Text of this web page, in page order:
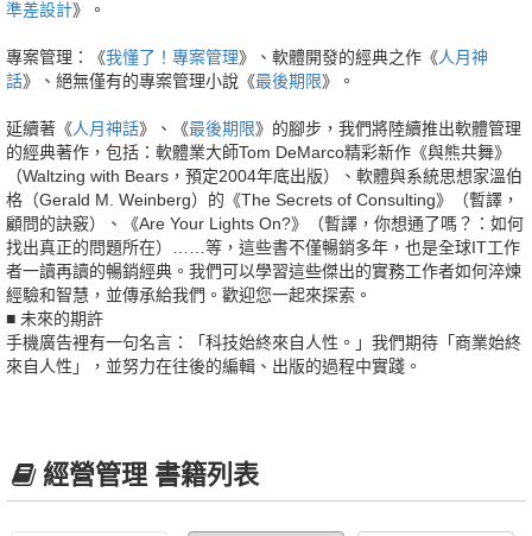
準差設計》。
專案管理：《我懂了！專案管理》、軟體開發的經典之作《人月神
話》、絕無僅有的專案管理小說《最後期限》。
延續著《人月神話》、《最後期限》的腳步，我們將陸續推出軟體管理
的經典著作，包括：軟體業大師Tom DeMarco精彩新作《與熊共舞》
（Waltzing with Bears，預定2004年底出版）、軟體與系統思想家溫伯
格（Gerald M. Weinberg）的《The Secrets of Consulting》（暫譯，
顧問的訣竅）、《Are Your Lights On?》（暫譯，你想通了嗎？：如何
找出真正的問題所在）……等，這些書不僅暢銷多年，也是全球IT工作
者一讀再讀的暢銷經典。我們可以學習這些傑出的實務工作者如何淬煉
經驗和智慧，並傳承給我們。歡迎您一起來探索。
■ 未來的期許
手機廣告裡有一句名言：「科技始終來自人性。」我們期待「商業始終
來自人性」，並努力在往後的編輯、出版的過程中實踐。
經營管理 書籍列表